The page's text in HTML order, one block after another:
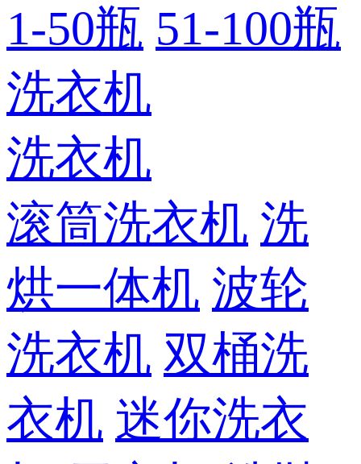
1-50瓶 51-100瓶
洗衣机
洗衣机
滚筒洗衣机 洗
烘一体机 波轮
洗衣机 双桶洗
衣机 迷你洗衣